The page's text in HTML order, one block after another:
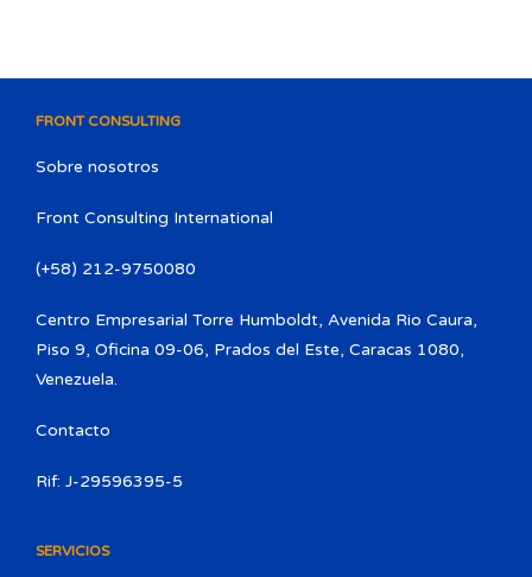
FRONT CONSULTING
Sobre nosotros
Front Consulting International
(+58) 212-9750080​
Centro Empresarial Torre Humboldt, Avenida Rio Caura,
Piso 9, Oficina 09-06, Prados del Este, Caracas 1080,
Venezuela.
Contacto
Rif: J-29596395-5
SERVICIOS